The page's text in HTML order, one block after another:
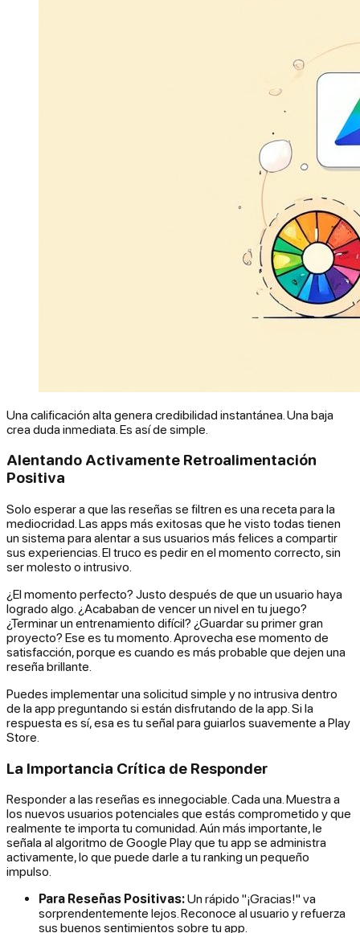
Una calificación alta genera credibilidad instantánea. Una baja
crea duda inmediata. Es así de simple.
Alentando Activamente Retroalimentación
Positiva
Solo esperar a que las reseñas se filtren es una receta para la
mediocridad. Las apps más exitosas que he visto todas tienen
un sistema para alentar a sus usuarios más felices a compartir
sus experiencias. El truco es pedir en elmomento correcto, sin
ser molesto o intrusivo.
¿El momento perfecto? Justo después de que un usuario haya
logrado algo. ¿Acababan de vencer un nivel en tu juego?
¿Terminar un entrenamiento difícil? ¿Guardar su primer gran
proyecto? Ese es tu momento. Aprovecha ese momento de
satisfacción, porque es cuando es más probable que dejen una
reseña brillante.
Puedes implementar una solicitud simple y no intrusiva dentro
de la app preguntando si están disfrutando de la app. Si la
respuesta es sí, esa es tu señal para guiarlos suavemente a Play
Store.
La Importancia Crítica de Responder
Responder a las reseñas es innegociable. Cada una. Muestra a
los nuevos usuarios potenciales que estás comprometido y que
realmente te importa tu comunidad. Aún más importante, le
señala al algoritmo de Google Play que tu app se administra
activamente, lo que puede darle a tu ranking un pequeño
impulso.
Para Reseñas Positivas:Un rápido "¡Gracias!" va
sorprendentemente lejos. Reconoce al usuario y refuerza
sus buenos sentimientos sobre tu app.